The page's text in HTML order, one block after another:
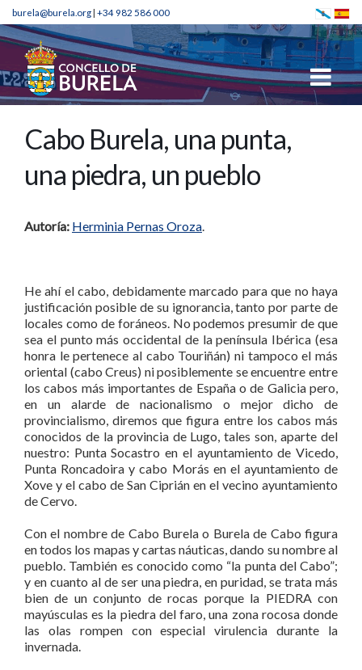
burela@burela.org| +34 982 586 000
Cabo Burela, una punta,
una piedra, un pueblo
Autoría: Herminia Pernas Oroza.
He ahí el cabo, debidamente marcado para que no haya
justificación posible de su ignorancia, tanto por parte de
locales como de foráneos. No podemos presumir de que
sea el punto más occidental de la península Ibérica (esa
honra le pertenece al cabo Touriñán) ni tampoco el más
oriental (cabo Creus) ni posiblemente se encuentre entre
los cabos más importantes de España o de Galicia pero,
en un alarde de nacionalismo o mejor dicho de
provincialismo, diremos que figura entre los cabos más
conocidos de la provincia de Lugo, tales son, aparte del
nuestro: Punta Socastro en el ayuntamiento de Vicedo,
Punta Roncadoira y cabo Morás en el ayuntamiento de
Xove y el cabo de San Ciprián en el vecino ayuntamiento
de Cervo.
Con el nombre de Cabo Burela o Burela de Cabo figura
en todos los mapas y cartas náuticas, dando su nombre al
pueblo. También es conocido como “la punta del Cabo”;
y en cuanto al de ser una piedra, en puridad, se trata más
bien de un conjunto de rocas porque la PIEDRA con
mayúsculas es la piedra del faro, una zona rocosa donde
las olas rompen con especial virulencia durante la
invernada.